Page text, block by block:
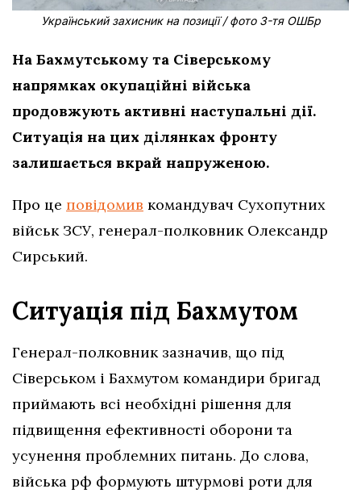
Український захисник на позиції / фото 3-тя ОШБр
На Бахмутському та Сіверському
напрямках окупаційні війська
продовжують активні наступальні дії.
Ситуація на цих ділянках фронту
залишається вкрай напруженою.
Про це повідомив командувач Сухопутних
військ ЗСУ, генерал-полковник Олександр
Сирський.
Ситуація під Бахмутом
Генерал-полковник зазначив, що під
Сіверськом і Бахмутом командири бригад
приймають всі необхідні рішення для
підвищення ефективності оборони та
усунення проблемних питань. До слова,
війська рф формують штурмові роти для